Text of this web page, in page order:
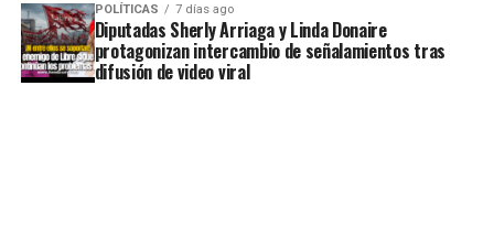
POLÍTICAS 7 días ago
Diputadas Sherly Arriaga y Linda Donaire
protagonizan intercambio de señalamientos tras
difusión de video viral